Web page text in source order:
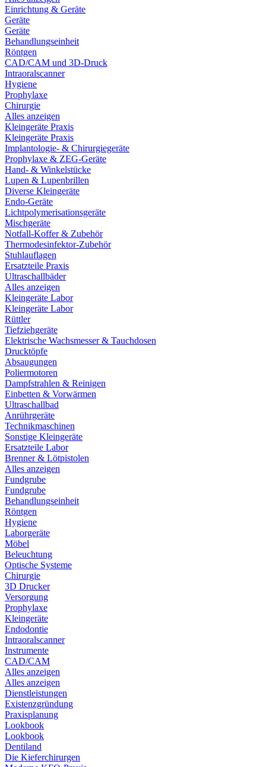
Einrichtung & Geräte
Geräte
Geräte
Behandlungseinheit
Röntgen
CAD/CAM und 3D-Druck
Intraoralscanner
Hygiene
Prophylaxe
Chirurgie
Alles anzeigen
Kleingeräte Praxis
Kleingeräte Praxis
Implantologie- & Chirurgiegeräte
Prophylaxe & ZEG-Geräte
Hand- & Winkelstücke
Lupen & Lupenbrillen
Diverse Kleingeräte
Endo-Geräte
Lichtpolymerisationsgeräte
Mischgeräte
Notfall-Koffer & Zubehör
Thermodesinfektor-Zubehör
Stuhlauflagen
Ersatzteile Praxis
Ultraschallbäder
Alles anzeigen
Kleingeräte Labor
Kleingeräte Labor
Rüttler
Tiefziehgeräte
Elektrische Wachsmesser & Tauchdosen
Drucktöpfe
Absaugungen
Poliermotoren
Dampfstrahlen & Reinigen
Einbetten & Vorwärmen
Ultraschallbad
Anrührgeräte
Technikmaschinen
Sonstige Kleingeräte
Ersatzteile Labor
Brenner & Lötpistolen
Alles anzeigen
Fundgrube
Fundgrube
Behandlungseinheit
Röntgen
Hygiene
Laborgeräte
Möbel
Beleuchtung
Optische Systeme
Chirurgie
3D Drucker
Versorgung
Prophylaxe
Kleingeräte
Endodontie
Intraoralscanner
Instrumente
CAD/CAM
Alles anzeigen
Alles anzeigen
Dienstleistungen
Existenzgründung
Praxisplanung
Lookbook
Lookbook
Dentiland
Die Kieferchirurgen